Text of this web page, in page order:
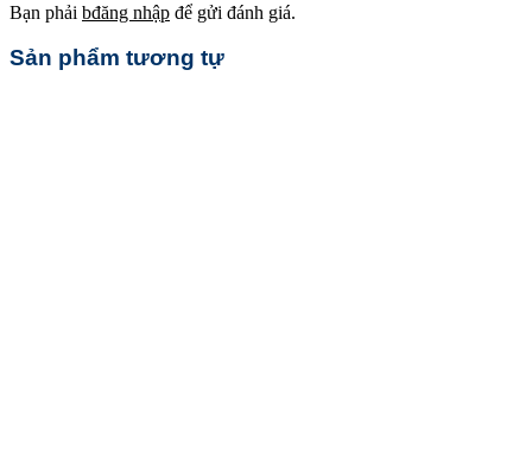
Bạn phải bđăng nhập để gửi đánh giá.
Sản phẩm tương tự